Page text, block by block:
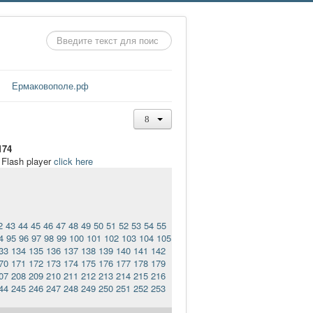
Искать...
Ермаковополе.рф
playerclick here
43 44 45 46 47 48 49 50 51 52 53 54 55
95 96 97 98 99 100 101 102 103 104 105
134 135 136 137 138 139 140 141 142
171 172 173 174 175 176 177 178 179
208 209 210 211 212 213 214 215 216
245 246 247 248 249 250 251 252 253